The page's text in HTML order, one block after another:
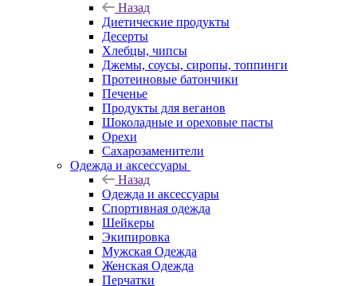
Назад
Диетические продукты
Десерты
Хлебцы, чипсы
Джемы, соусы, сиропы, топпинги
Протеиновые батончики
Печенье
Продукты для веганов
Шоколадные и ореховые пасты
Орехи
Сахарозаменители
Одежда и аксессуары
Назад
Одежда и аксессуары
Спортивная одежда
Шейкеры
Экипировка
Мужская Одежда
Женская Одежда
Перчатки